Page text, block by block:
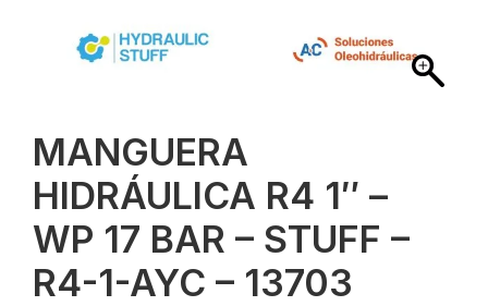
MANGUERA
HIDRÁULICA R4 1″ –
WP 17 BAR – STUFF –
R4-1-AYC – 13703